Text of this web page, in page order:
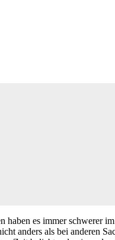
es immer schwerer
anders als bei anderen